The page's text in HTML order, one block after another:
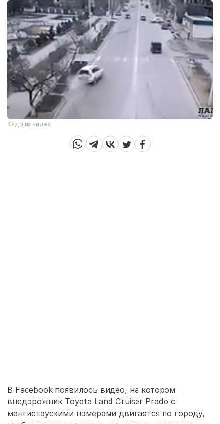
Кадр из видео
В Facebook появилось видео, на котором
внедорожник Toyota Land Cruiser Prado с
мангистаускими номерами двигается по городу,